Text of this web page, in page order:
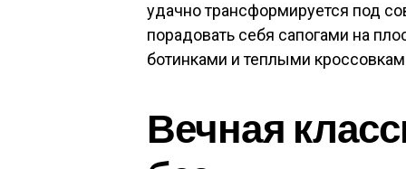
удачно трансформируется под
порадовать себя сапогами на
ботинками и теплыми
Вечная